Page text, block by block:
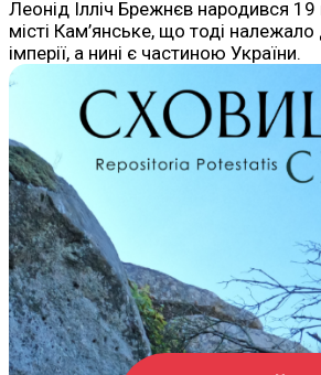
Леонід Ілліч Брежнєв народився
місті Кам’янське, що тоді належало
імперії, а нині є частиною України.